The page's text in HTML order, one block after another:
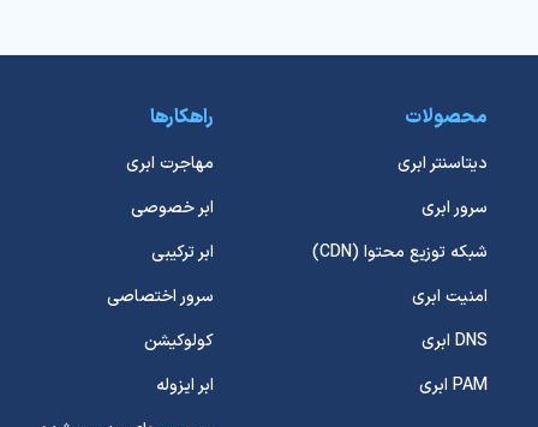
محصولات
دیتاسنتر ابری
سرور ابری
شبکه توزیع محتوا (CDN)
امنیت ابری
DNS ابری
PAM ابری
راهکارها
مهاجرت ابری
ابر خصوصی
ابر ترکیبی
سرور اختصاصی
کولوکیشن
ابر ایزوله